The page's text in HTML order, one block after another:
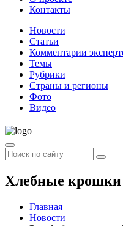
Контакты
Новости
Статьи
Комментарии
Темы
Рубрики
Страны и регионы
Фото
Видео
Хлебные крошки
Главная
Новости